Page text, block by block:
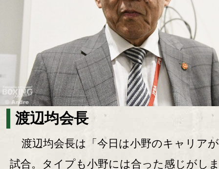
渡辺均会長
渡辺均会長は「今日は小野のキャリア
試合。タイプも小野には合った感じがし